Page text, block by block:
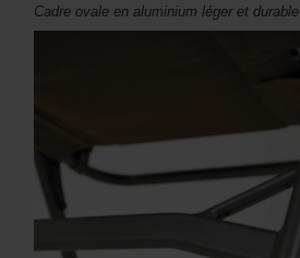
Cadre ovale en aluminium léger et durable